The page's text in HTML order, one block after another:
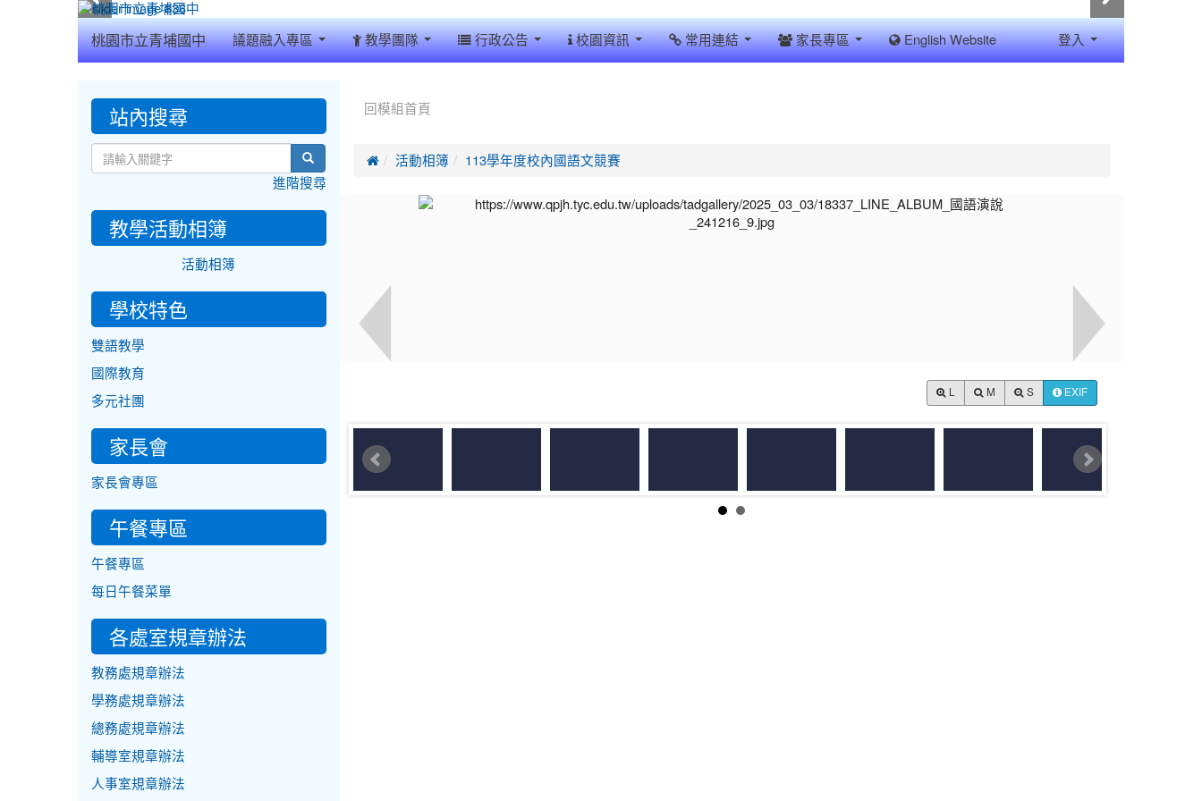
桃園市立青埔國中 議題融入專區 教學團隊 行政公告 校園資訊 常用連結 家長專區 English Website 登入
回模組首頁
 活動相簿 113學年度校內國語文競賽
M S EXIF
::: 站內搜尋
search
進階搜尋
教學活動相簿
活動相簿
學校特色
雙語教學
國際教育
多元社團
家長會
家長會專區
午餐專區
午餐專區
每日午餐菜單
各處室規章辦法
教務處規章辦法
學務處規章辦法
總務處規章辦法
輔導室規章辦法
人事室規章辦法